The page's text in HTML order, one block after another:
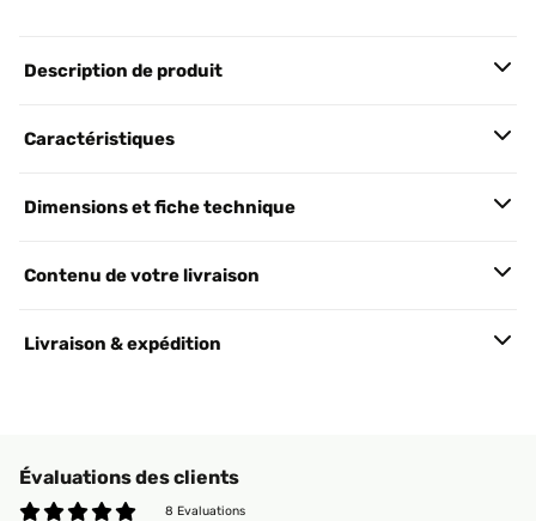
Description de produit
Caractéristiques
Dimensions et fiche technique
Contenu de votre livraison
Livraison & expédition
Évaluations des clients
8 Evaluations